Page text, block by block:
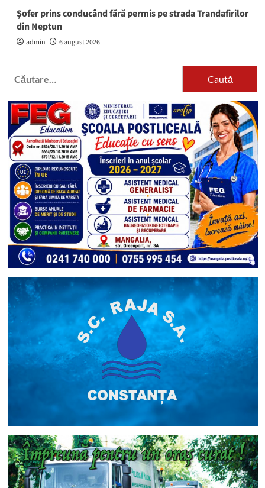
Șofer prins conducând fără permis pe strada Trandafirilor
din Neptun
admin 6 august 2026
Caută